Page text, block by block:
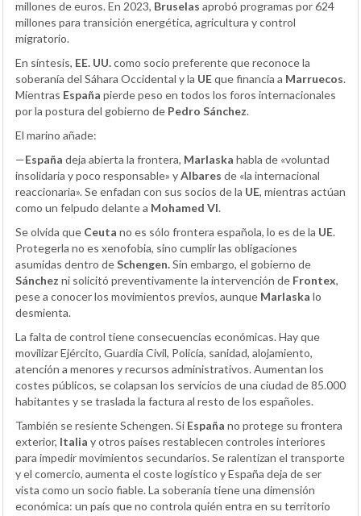
millones de euros. En 2023, Bruselas aprobó programas por 624
millones para transición energética, agricultura y control
migratorio.
En síntesis, EE. UU.como socio preferente que reconoce la
soberanía del Sáhara Occidental y la UEque financia a Marruecos.
Mientras España pierde peso en todos los foros internacionales
por la postura del gobierno de Pedro Sánchez.
El marino añade:
—España deja abierta la frontera, Marlaska habla de «voluntad
insolidaria y poco responsable» yAlbares de «la internacional
reaccionaria». Se enfadan con sus socios de la UE, mientras actúan
como un felpudo delante a Mohamed VI.
Se olvida que Ceuta no es sólo frontera española, lo es de la UE.
Protegerla no es xenofobia, sino cumplir las obligaciones
asumidas dentro deSchengen.Sin embargo, el gobierno de
Sánchez ni solicitó preventivamente la intervención de Frontex,
pese a conocer los movimientos previos, aunque Marlaska lo
desmienta.
La falta de control tiene consecuencias económicas. Hay que
movilizar Ejército, Guardia Civil, Policía, sanidad, alojamiento,
atención a menores y recursos administrativos. Aumentan los
costes públicos, se colapsan los servicios de una ciudad de 85.000
habitantes y se traslada la factura al resto de los españoles.
También se resiente Schengen. Si España no protege su frontera
exterior, Italia y otros países restablecen controles interiores
para impedir movimientos secundarios. Se ralentizan el transporte
y el comercio, aumenta el coste logístico y España deja de ser
vista como un socio fiable. La soberanía tiene una dimensión
económica: un país que no controla quién entra en su territorio